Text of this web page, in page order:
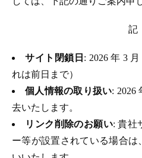
記
サイト閉鎖日 : 2026 年 3
れは前日まで）
個人情報の取り扱い: 2026
去いたします。
リンク削除のお願い: 貴社
ー等が設置されている場合